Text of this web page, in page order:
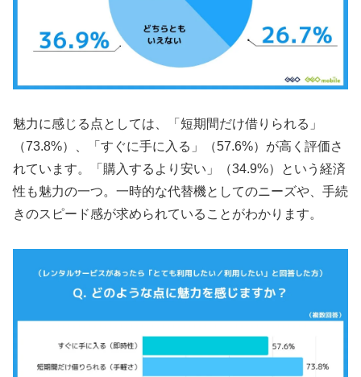
魅力に感じる点としては、「短期間だけ借りられる」
（73.8%）、「すぐに手に入る」（57.6%）が高く評価さ
れています。「購入するより安い」（34.9%）という経済
性も魅力の一つ。一時的な代替機としてのニーズや、手続
きのスピード感が求められていることがわかります。